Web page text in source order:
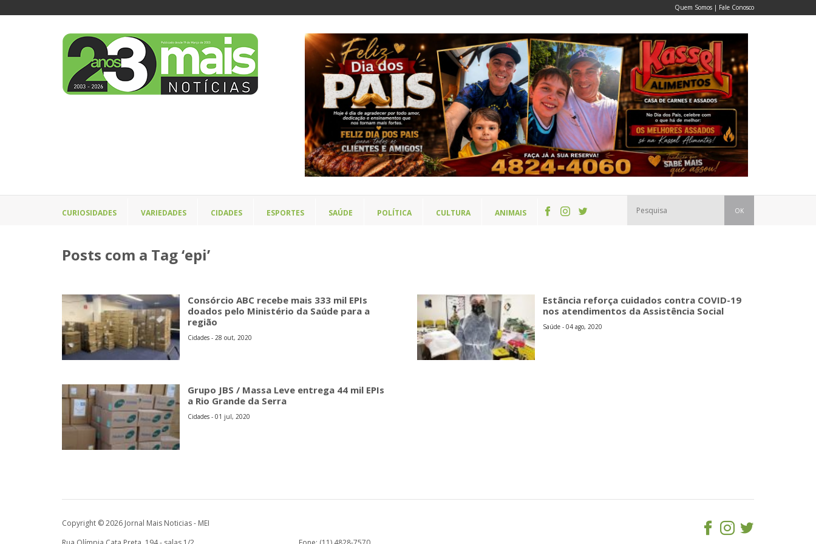
Quem Somos | Fale Conosco
CURIOSIDADES VARIEDADES CIDADES ESPORTES SAÚDE POLÍTICA CULTURA ANIMAIS OK
Posts com a Tag ‘epi’
Consórcio ABC recebe mais 333 mil EPIs
doados pelo Ministério da Saúde para a
região
Cidades - 28 out, 2020
Estância reforça cuidados contra COVID-19
nos atendimentos da Assistência Social
Saúde - 04 ago, 2020
Grupo JBS / Massa Leve entrega 44 mil EPIs
a Rio Grande da Serra
Cidades - 01 jul, 2020
Copyright © 2026 Jornal Mais Noticias - MEI